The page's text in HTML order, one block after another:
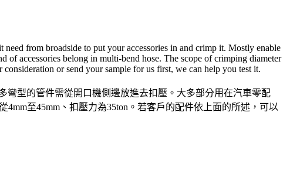
from broadside to put your accessories in and crimp it. Mostly enable
accessories belong in multi-bend hose. The scope of crimping diameter
or send your sample for us first, we can help you test it.
彎型的管件需從開口機側邊放進去扣壓。大多部分用在汽車零配
至45mm、扣壓力為35ton。若客戶的配件依上面的所述，可以